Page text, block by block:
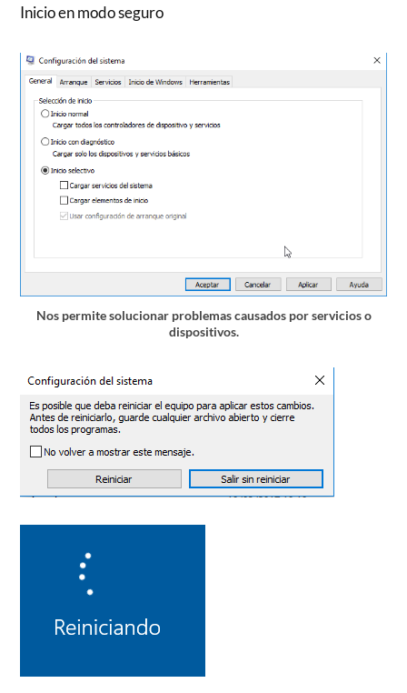
Inicio en modo seguro
Nos permite solucionar problemas causados por servicios o
dispositivos.